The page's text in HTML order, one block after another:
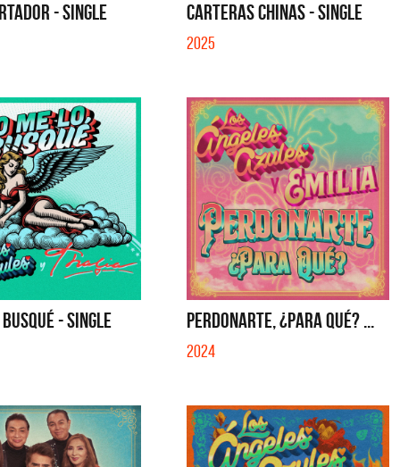
- SINGLE CARTERAS CHINAS - SINGLE
2025
- SINGLE PERDONARTE, ¿PARA QUÉ? ...
2024